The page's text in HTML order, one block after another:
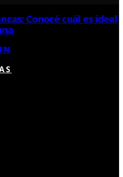
Conocé cuál es ideal